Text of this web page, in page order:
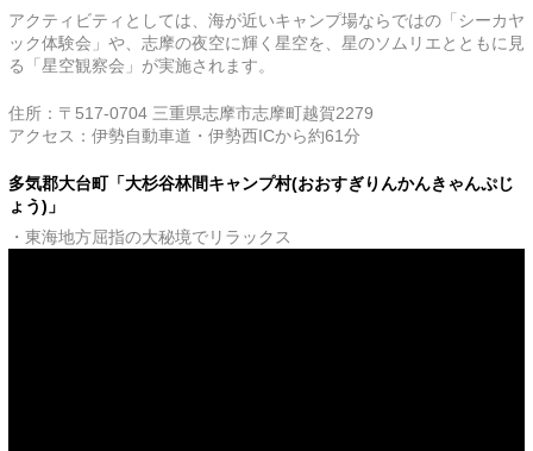
アクティビティとしては、海が近いキャンプ場ならではの「シーカヤ
ック体験会」や、志摩の夜空に輝く星空を、星のソムリエとともに見
る「星空観察会」が実施されます。
住所：〒517-0704 三重県志摩市志摩町越賀2279
アクセス：伊勢自動車道・伊勢西ICから約61分
多気郡大台町「大杉谷林間キャンプ村(おおすぎりんかんきゃんぷじ
ょう)」
・東海地方屈指の大秘境でリラックス